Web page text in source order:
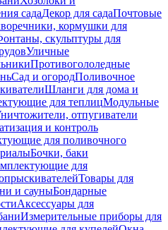
садаДекор для садаПочтовые
кормушки для
скульптуры для
Уличные
Противогололедные
Сад и огородПоливочное
Шланги для дома и
для теплицМодульные
отпугиватели
и контроль
для поливочного
Бочки, баки
для
Товары для
и сауныБондарные
Аксессуары для
Измерительные приборы для